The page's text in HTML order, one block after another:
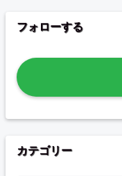
フォローする
カテゴリー